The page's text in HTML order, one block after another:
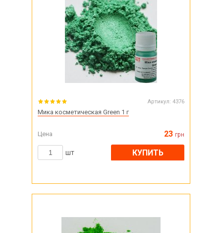
Артикул: 4376
Мика косметическая Green 1 г
Цена 23 грн
шт КУПИТЬ